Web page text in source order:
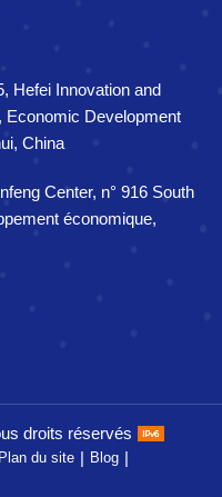
Hefei Innovation and
Economic Development
China
Center, n° 916 South
économique,
droits réservés
Plan du site | Blog |